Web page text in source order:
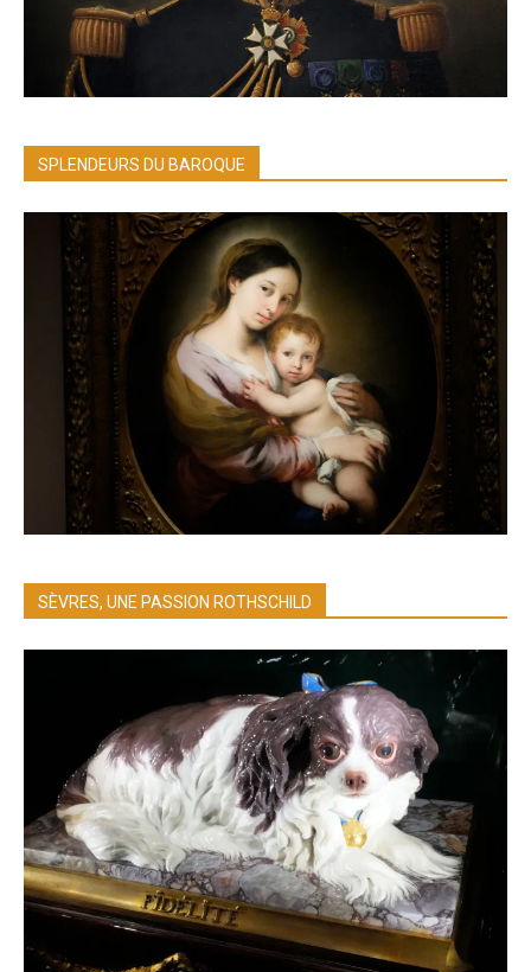
SPLENDEURS DU BAROQUE
SÈVRES, UNE PASSION ROTHSCHILD